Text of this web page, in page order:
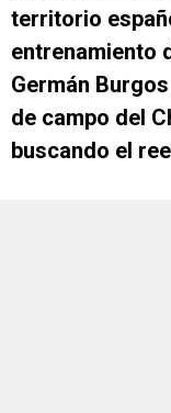
territorio
entrenamiento
Germán
de campo del
buscando el